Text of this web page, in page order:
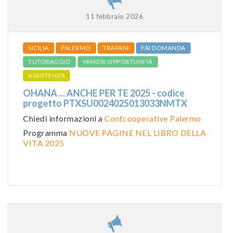
11 febbraio 2026
SICILIA PALERMO TRAPANI
FAI DOMANDA
TUTORAGGIO
MINORI OPPORTUNITÀ
ASSISTENZA
OHANA ... ANCHE PER TE 2025 - codice
progetto PTXSU0024025013033NMTX
Chiedi informazioni a Confcooperative Palermo
Programma NUOVE PAGINE NEL LIBRO DELLA
VITA 2025